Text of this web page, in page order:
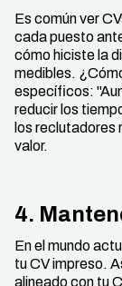
Es común ver
cada puesto
cómo hiciste la
medibles.
específicos:
reducir los
los reclutadores
valor.
4.
En el mundo
tu CV impreso.
alineado con tu